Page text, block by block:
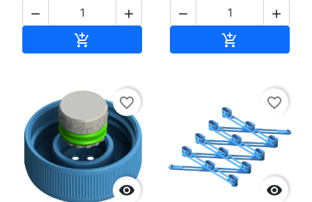
 

 


favorite_border

favorite_border